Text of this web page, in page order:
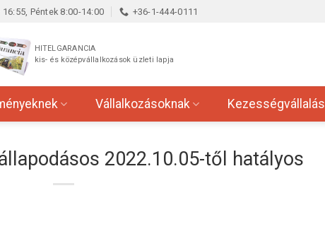
Péntek 8:00-14:00 +36-1-444-0111
HITELGARANCIA
kis- és középvállalkozások üzleti lapja
Vállalkozásoknak Kezességvállalás
2022.10.05-től hatályos